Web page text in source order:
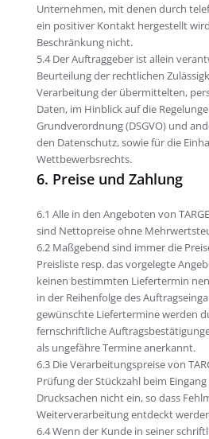
Unternehmen, mit denen durch
ein positiver Kontakt hergestellt
Beschränkung nicht.
5.4 Der Auftraggeber ist allein
Beurteilung der rechtlichen
Verarbeitung der übermittelten,
Daten, im Hinblick auf die
Grundverordnung (DSGVO) und
den Datenschutz, sowie für die
Wettbewerbsrechts.
6. Preise und Zahlung
6.1 Alle in den Angeboten von
sind Nettopreise ohne
6.2 Maßgebend sind immer die
Preisliste resp. das vorgelegte
keinen bestimmten Liefertermin
in der Reihenfolge des
gewünschte Liefertermine werden
fernschriftliche
als ungefähre Termine anerkannt.
6.3 Die Verarbeitungspreise von
Prüfung der Stückzahl beim
Drucksachen nicht ein, so dass
Weiterverarbeitung entdeckt
6.4 Wenn der Kunde in seiner